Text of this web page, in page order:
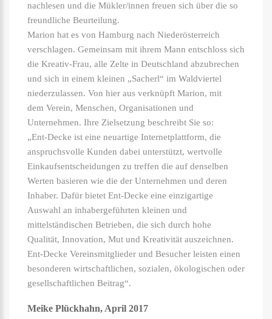
nachlesen und die Mükler/innen freuen sich über die so
freundliche Beurteilung.
Marion hat es von Hamburg nach Niederösterreich
verschlagen. Gemeinsam mit ihrem Mann entschloss sich
die Kreativ-Frau, alle Zelte in Deutschland abzubrechen
und sich in einem kleinen „Sacherl“ im Waldviertel
niederzulassen. Von hier aus verknüpft Marion, mit
dem Verein, Menschen, Organisationen und
Unternehmen. Ihre Zielsetzung beschreibt Sie so:
„Ent-Decke ist eine neuartige Internetplattform, die
anspruchsvolle Kunden dabei unterstützt, wertvolle
Einkaufsentscheidungen zu treffen die auf denselben
Werten basieren wie die der Unternehmen und deren
Inhaber. Dafür bietet Ent-Decke eine einzigartige
Auswahl an inhabergeführten kleinen und
mittelständischen Betrieben, die sich durch hohe
Qualität, Innovation, Mut und Kreativität auszeichnen.
Ent-Decke Vereinsmitglieder und Besucher leisten einen
besonderen wirtschaftlichen, sozialen, ökologischen oder
gesellschaftlichen Beitrag“.
Meike Plückhahn, April 2017